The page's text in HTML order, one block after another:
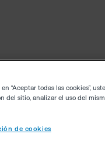
“Aceptar todas las cookies”,
del sitio, analizar el uso del
de cookies